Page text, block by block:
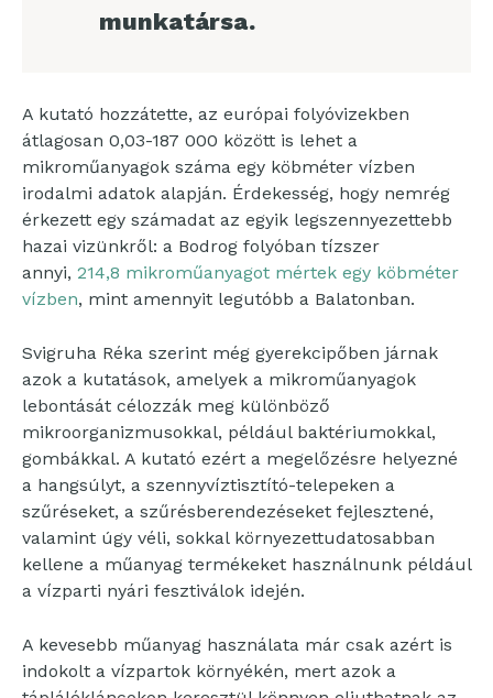
munkatársa.
A kutató hozzátette, az európai folyóvizekben
átlagosan 0,03-187 000 között is lehet a
mikroműanyagok száma egy köbméter vízben
irodalmi adatok alapján. Érdekesség, hogy nemrég
érkezett egy számadat az egyik legszennyezettebb
hazai vizünkről: a Bodrog folyóban tízszer
annyi, 214,8 mikroműanyagot mértek egy köbméter
vízben, mint amennyit legutóbb a Balatonban.
Svigruha Réka szerint még gyerekcipőben járnak
azok a kutatások, amelyek a mikroműanyagok
lebontását célozzák meg különböző
mikroorganizmusokkal, például baktériumokkal,
gombákkal. A kutató ezért a megelőzésre helyezné
a hangsúlyt, a szennyvíztisztító-telepeken a
szűréseket, a szűrésberendezéseket fejlesztené,
valamint úgy véli, sokkal környezettudatosabban
kellene a műanyag termékeket használnunk például
a vízparti nyári fesztiválok idején.
A kevesebb műanyag használata már csak azért is
indokolt a vízpartok környékén, mert azok a